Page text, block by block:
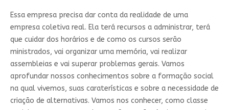
Essa empresa precisa dar conta da realidade de uma
empresa coletiva real. Ela terá recursos a administrar, terá
que cuidar dos horários e de como os cursos serão
ministrados, vai organizar uma memória, vai realizar
assembleias e vai superar problemas gerais. Vamos
aprofundar nossos conhecimentos sobre a formação social
na qual vivemos, suas caraterísticas e sobre a necessidade de
criação de alternativas. Vamos nos conhecer, como classe